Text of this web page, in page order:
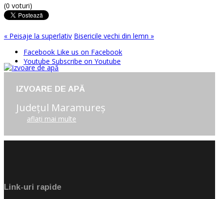
(0 voturi)
« Peisaje la superlativ Bisericile vechi din lemn »
Facebook Like us on Facebook
Youtube Subscribe on Youtube
IZVOARE DE APĂ
Judeţul Maramureş
aflaţi mai multe
Link-uri rapide